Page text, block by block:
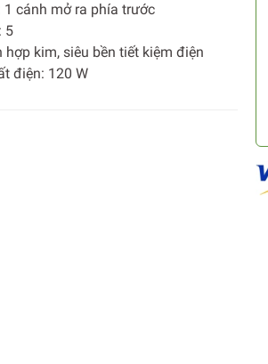
1 cánh mở ra phía trước
5
hợp kim, siêu bền tiết kiệm điện
điện: 120 W